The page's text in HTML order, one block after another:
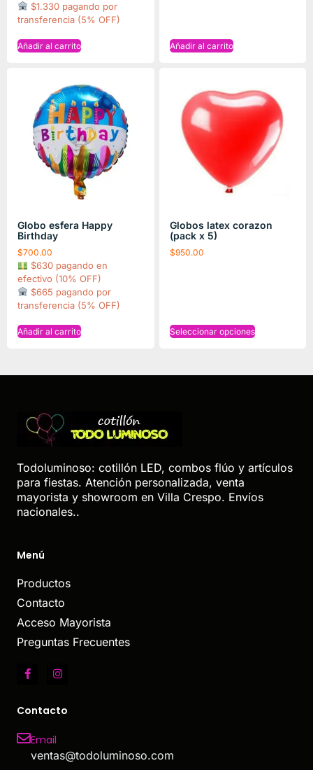
$1.330 pagando por
transferencia (5% OFF)
Añadir al carrito Añadir al carrito
Globo esfera Happy
Birthday
$700.00
$630 pagando en
efectivo (10% OFF)
$665 pagando por
transferencia (5% OFF)
Añadir al carrito
Globos latex corazon
(pack x 5)
$950.00
Seleccionar opciones
Todoluminoso: cotillón LED, combos flúo y artículos
para fiestas. Atención personalizada, venta
mayorista y showroom en Villa Crespo. Envíos
nacionales..
Menú
Productos
Contacto
Acceso Mayorista
Preguntas Frecuentes
Contacto
Email
ventas@todoluminoso.com